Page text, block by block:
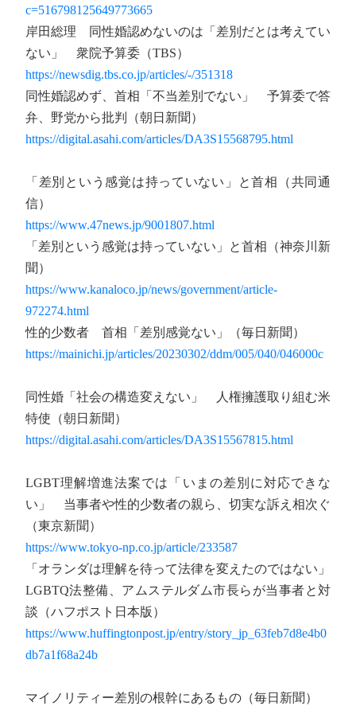
c=516798125649773665
岸田総理 同性婚認めないのは「差別だとは考えてい
ない」 衆院予算委（TBS）
https://newsdig.tbs.co.jp/articles/-/351318
同性婚認めず、首相「不当差別でない」 予算委で答
弁、野党から批判（朝日新聞）
https://digital.asahi.com/articles/DA3S15568795.html
「差別という感覚は持っていない」と首相（共同通
信）
https://www.47news.jp/9001807.html
「差別という感覚は持っていない」と首相（神奈川新
聞）
https://www.kanaloco.jp/news/government/article-
972274.html
性的少数者 首相「差別感覚ない」（毎日新聞）
https://mainichi.jp/articles/20230302/ddm/005/040/046000c
同性婚「社会の構造変えない」 人権擁護取り組む米
特使（朝日新聞）
https://digital.asahi.com/articles/DA3S15567815.html
LGBT理解増進法案では「いまの差別に対応できな
い」 当事者や性的少数者の親ら、切実な訴え相次ぐ
（東京新聞）
https://www.tokyo-np.co.jp/article/233587
「オランダは理解を待って法律を変えたのではない」
LGBTQ法整備、アムステルダム市長らが当事者と対
談（ハフポスト日本版）
https://www.huffingtonpost.jp/entry/story_jp_63feb7d8e4b0
db7a1f68a24b
マイノリティー差別の根幹にあるもの（毎日新聞）